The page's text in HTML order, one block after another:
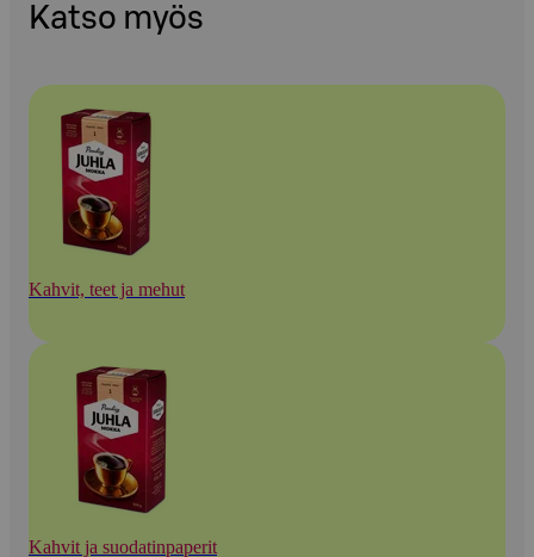
Katso myös
Kahvit, teet ja mehut
Kahvit ja suodatinpaperit